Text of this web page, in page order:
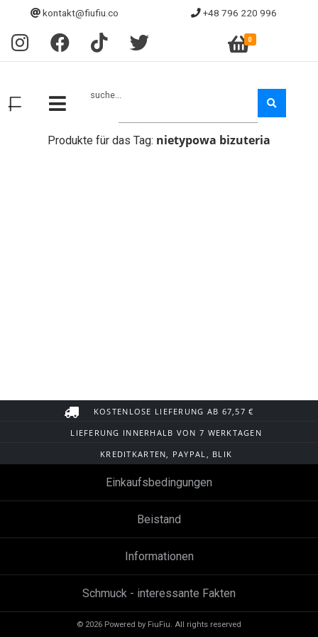
kontakt@fiufiu.co +48 796 220 996
0
suche...
Produkte für das Tag: nietypowa bizuteria
KOSTENLOSE LIEFERUNG AB 67,57 €
LIEFERUNG INNERHALB VON 7 WERKTAGEN
KREDITKARTEN, PAYPAL, BLIK
Einkaufsbedingungen
Beistand
Informationen
Schmuck - interessante Fakten
© 2026 Powered by FiuFiu. All rights reserved